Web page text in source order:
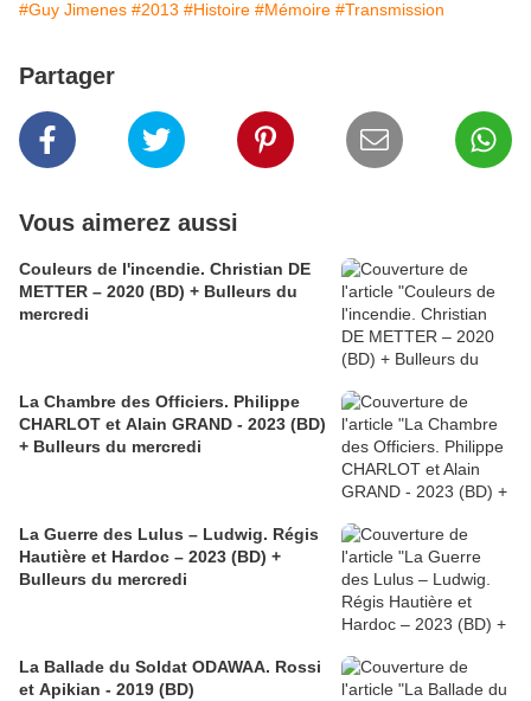
#Guy Jimenes #2013 #Histoire #Mémoire #Transmission
Partager
Vous aimerez aussi
Couleurs de l'incendie. Christian DE
METTER – 2020 (BD) + Bulleurs du
mercredi
La Chambre des Officiers. Philippe
CHARLOT et Alain GRAND - 2023 (BD)
+ Bulleurs du mercredi
La Guerre des Lulus – Ludwig. Régis
Hautière et Hardoc – 2023 (BD) +
Bulleurs du mercredi
La Ballade du Soldat ODAWAA. Rossi
et Apikian - 2019 (BD)